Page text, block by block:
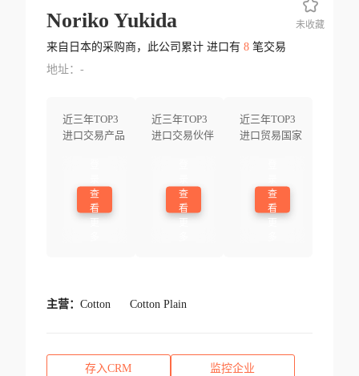
Noriko Yukida
来自日本的采购商，此公司累计 进口有 8笔交易
地址：-
近三年TOP3
进口交易产品
查
看
近三年TOP3
进口交易伙伴
查
看
近三年TOP3
进口贸易国家
查
看
未收藏
主营： Cotton Cotton Plain
存入CRM 监控企业